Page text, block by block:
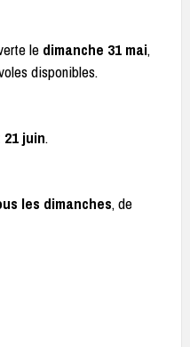
le dimanche 31 mai,
disponibles.
juin.
les dimanches, de